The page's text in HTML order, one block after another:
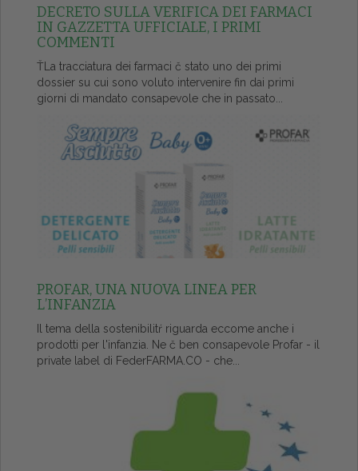
DECRETO SULLA VERIFICA DEI FARMACI
IN GAZZETTA UFFICIALE, I PRIMI
COMMENTI
ŤLa tracciatura dei farmaci č stato uno dei primi
dossier su cui sono voluto intervenire fin dai primi
giorni di mandato consapevole che in passato...
PROFAR, UNA NUOVA LINEA PER
L’INFANZIA
Il tema della sostenibilitŕ riguarda eccome anche i
prodotti per l'infanzia. Ne č ben consapevole Profar - il
private label di FederFARMA.CO - che...